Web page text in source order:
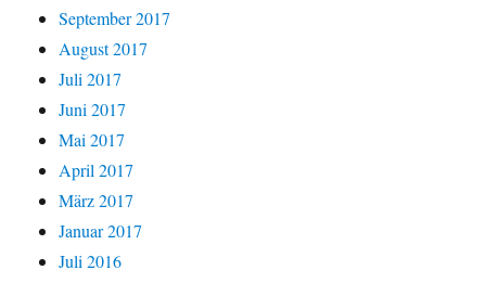
September 2017
August 2017
Juli 2017
Juni 2017
Mai 2017
April 2017
März 2017
Januar 2017
Juli 2016